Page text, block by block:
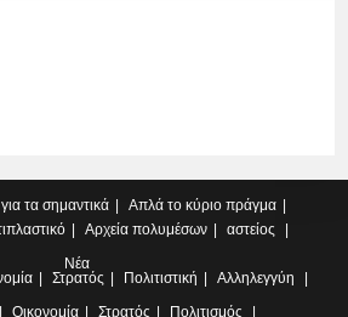
τα σημαντικά
Απλά το κύριο πράγμα
Αρχεία πολυμέσων
αστείος
Νέα
Στρατός Πολιτιστική
Αλληλεγγύη
Οικονομία Στρατός Πολιτισμός